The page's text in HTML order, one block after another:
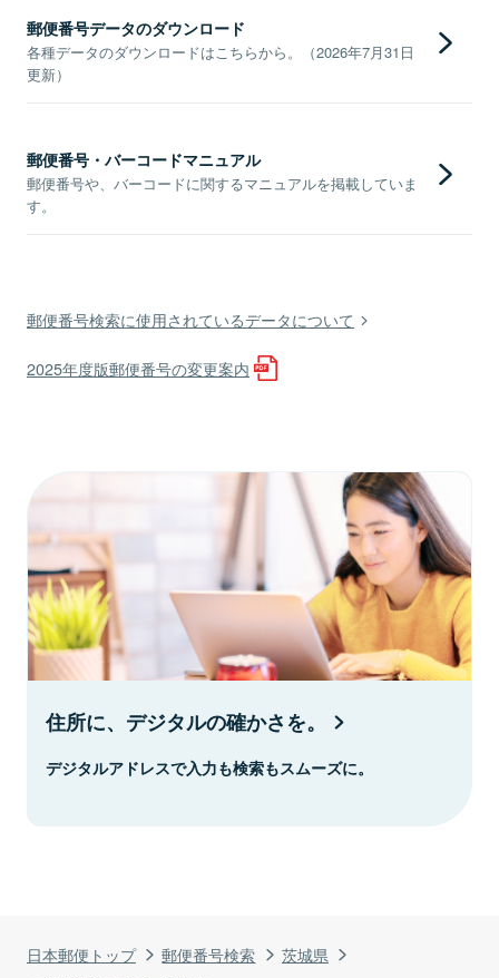
日本郵便トップ 郵便番号検索
茨城県
郵便番号データのダウンロード
各種データのダウンロードはこちらから。（2026年7月31日
更新）
郵便番号・バーコードマニュアル
郵便番号や、バーコードに関するマニュアルを掲載していま
す。
郵便番号検索に使用されているデータについて
2025年度版郵便番号の変更案内
住所に、デジタルの確かさを。
デジタルアドレスで入力も検索もスムーズに。